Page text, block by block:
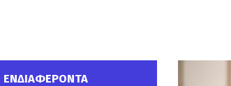
ΕΝΔΙΑΦΕΡΟΝΤΑ